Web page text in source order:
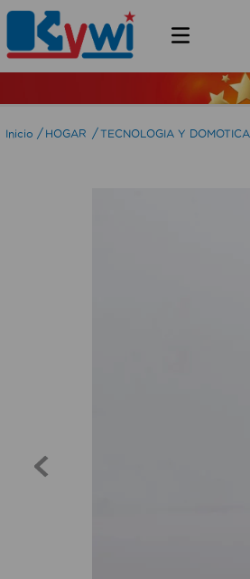
HOGAR TECNOLOGIA Y DOMOTICA